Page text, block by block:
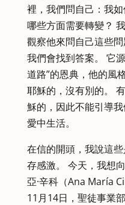
裡，我們問自己：我
哪些方面需要轉變？
觀察他來問自己這些
我們會找到答案。 它
道路”的恩典，他的風
耶穌的，沒有別的。
穌的，因此不能引導
愛中生活。
在信的開頭，我說這
存感激。 今天，我想
亞·辛科（Ana María
11月14日，聖徒事業